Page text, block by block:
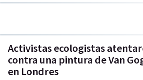
Activistas ecologistas
contra una pintura de Van
en Londres